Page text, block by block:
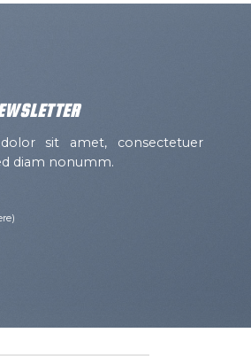
sit amet, consectetuer
diam nonumm.